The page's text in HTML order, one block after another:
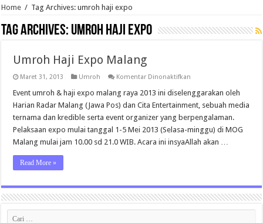
Home / Tag Archives: umroh haji expo
Tag Archives: umroh haji expo
Umroh Haji Expo Malang
Maret 31, 2013 Umroh Komentar Dinonaktifkan
Haji
Expo
Malang
Event umroh & haji expo malang raya 2013 ini diselenggarakan oleh
Harian Radar Malang (Jawa Pos) dan Cita Entertainment, sebuah media
ternama dan kredible serta event organizer yang berpengalaman.
Pelaksaan expo mulai tanggal 1-5 Mei 2013 (Selasa-minggu) di MOG
Malang mulai jam 10.00 sd 21.0 WIB. Acara ini insyaAllah akan …
Read More »